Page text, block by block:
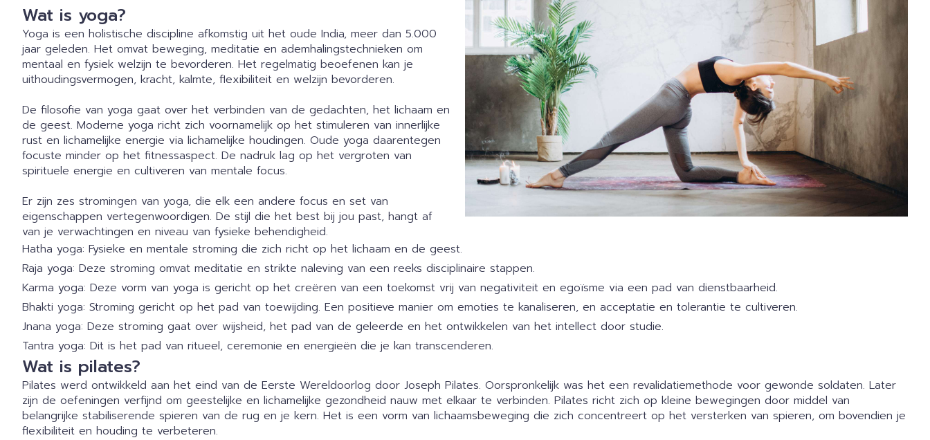
Wat is yoga?
Yoga is een holistische discipline afkomstig uit het oude India, meer dan 5.000
jaar geleden. Het omvat beweging, meditatie en ademhalingstechnieken om
mentaal en fysiek welzijn te bevorderen. Het regelmatig beoefenen kan je
uithoudingsvermogen, kracht, kalmte, flexibiliteit en welzijn bevorderen.
De filosofie van yoga gaat over het verbinden van de gedachten, het lichaam en
de geest. Moderne yoga richt zich voornamelijk op het stimuleren van innerlijke
rust en lichamelijke energie via lichamelijke houdingen. Oude yoga daarentegen
focuste minder op het fitnessaspect. De nadruk lag op het vergroten van
spirituele energie en cultiveren van mentale focus.
Er zijn zes stromingen van yoga, die elk een andere focus en set van
eigenschappen vertegenwoordigen. De stijl die het best bij jou past, hangt af
van je verwachtingen en niveau van fysieke behendigheid.
Hatha yoga: Fysieke en mentale stroming die zich richt op het lichaam en de geest.
Raja yoga: Deze stroming omvat meditatie en strikte naleving van een reeks disciplinaire stappen.
Karma yoga: Deze vorm van yoga is gericht op het creëren van een toekomst vrij van negativiteit en egoïsme via een pad van dienstbaarheid.
Bhakti yoga: Stroming gericht op het pad van toewijding. Een positieve manier om emoties te kanaliseren, en acceptatie en tolerantie te cultiveren.
Jnana yoga: Deze stroming gaat over wijsheid, het pad van de geleerde en het ontwikkelen van het intellect door studie.
Tantra yoga: Dit is het pad van ritueel, ceremonie en energieën die je kan transcenderen.
Wat is pilates?
Pilates werd ontwikkeld aan het eind van de Eerste Wereldoorlog door Joseph Pilates. Oorspronkelijk was het een revalidatiemethode voor gewonde soldaten. Later
zijn de oefeningen verfijnd om geestelijke en lichamelijke gezondheid nauw met elkaar te verbinden. Pilates richt zich op kleine bewegingen door middel van
belangrijke stabiliserende spieren van de rug en je kern. Het is een vorm van lichaamsbeweging die zich concentreert op het versterken van spieren, om bovendien je
flexibiliteit en houding te verbeteren.